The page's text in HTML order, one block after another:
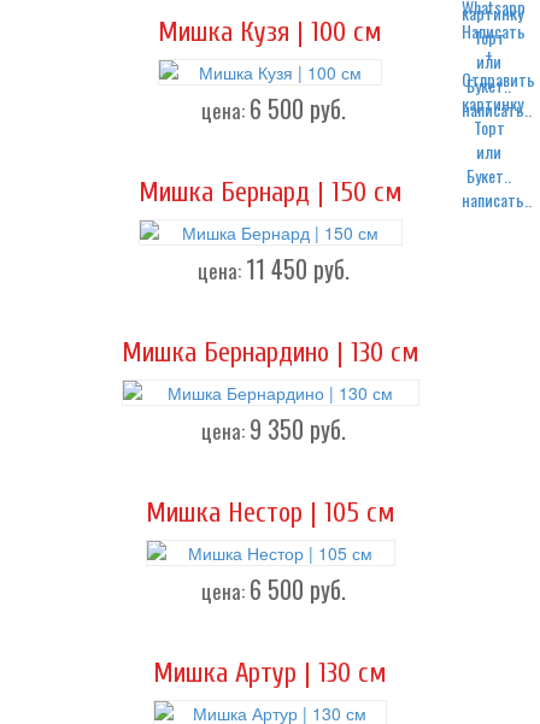
написать..
написать..
Мишка Кузя | 100 см
цена: 6 500 руб.
Мишка Бернард | 150 см
цена: 11 450 руб.
Мишка Бернардино | 130 см
цена: 9 350 руб.
Мишка Нестор | 105 см
цена: 6 500 руб.
Мишка Артур | 130 см